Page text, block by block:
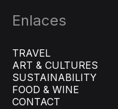
Enlaces
TRAVEL
ART & CULTURES
SUSTAINABILITY
FOOD & WINE
CONTACT